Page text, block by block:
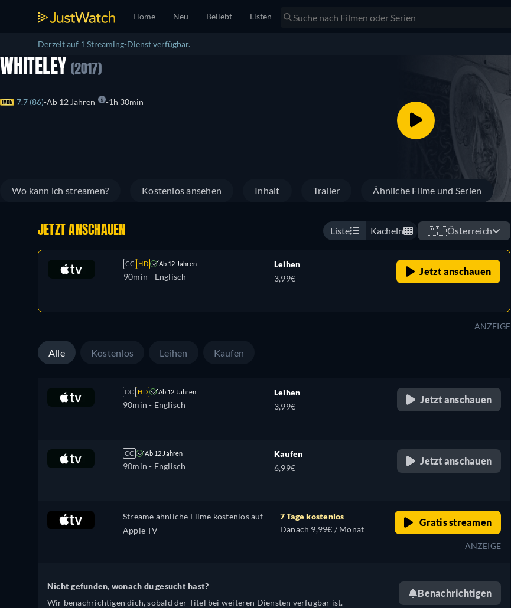
Home Neu Beliebt Listen
Derzeit auf 1 Streaming-Dienst verfügbar.
WHITELEY (2017)
7.7 (86) Ab 12 Jahren 1h 30min
Wo kann ich streamen? Kostenlos ansehen Inhalt Trailer Ähnliche Filme und Serien
JETZT ANSCHAUEN Liste Kacheln 🇦🇹Österreich
CC HD Ab 12 Jahren
90min - Englisch
Leihen
3,99€
Jetzt anschauen
ANZEIGE
Alle Kostenlos Leihen Kaufen
CC HD Ab 12 Jahren
90min - Englisch
Leihen
3,99€
Jetzt anschauen
CC Ab 12 Jahren
90min - Englisch
Kaufen
6,99€
Jetzt anschauen
Streame ähnliche Filme kostenlos auf
Apple TV
7 Tage kostenlos
Danach 9,99€ / Monat
Gratis streamen
ANZEIGE
Nicht gefunden, wonach du gesucht hast?
Wir benachrichtigen dich, sobald der Titel bei weiteren Diensten verfügbar ist.
Benachrichtigen